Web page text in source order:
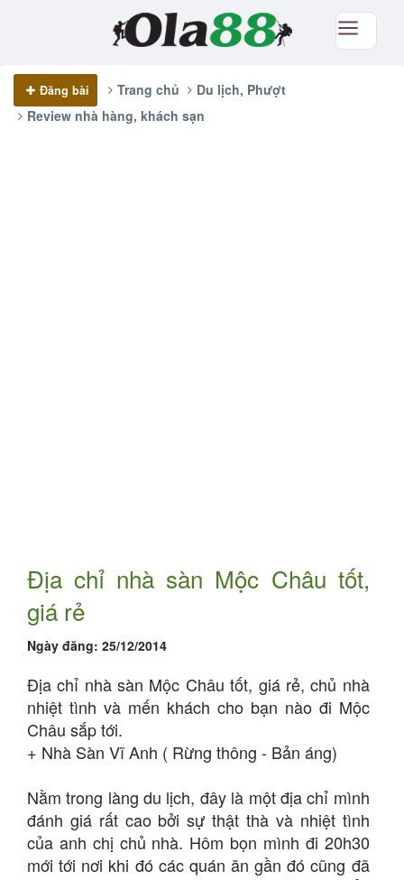
Đăng bài Trang chủ
Du lịch, Phượt
Review nhà hàng, khách sạn
Địa chỉ nhà sàn Mộc Châu tốt,
giá rẻ
Ngày đăng: 25/12/2014
Địa chỉ nhà sàn Mộc Châu tốt, giá rẻ, chủ nhà
nhiệt tình và mến khách cho bạn nào đi Mộc
Châu sắp tới.
+ Nhà Sàn Vĩ Anh ( Rừng thông - Bản áng)
Nằm trong làng du lịch, đây là một địa chỉ mình
đánh giá rất cao bởi sự thật thà và nhiệt tình
của anh chị chủ nhà. Hôm bọn mình đi 20h30
mới tới nơi khi đó các quán ăn gần đó cũng đã